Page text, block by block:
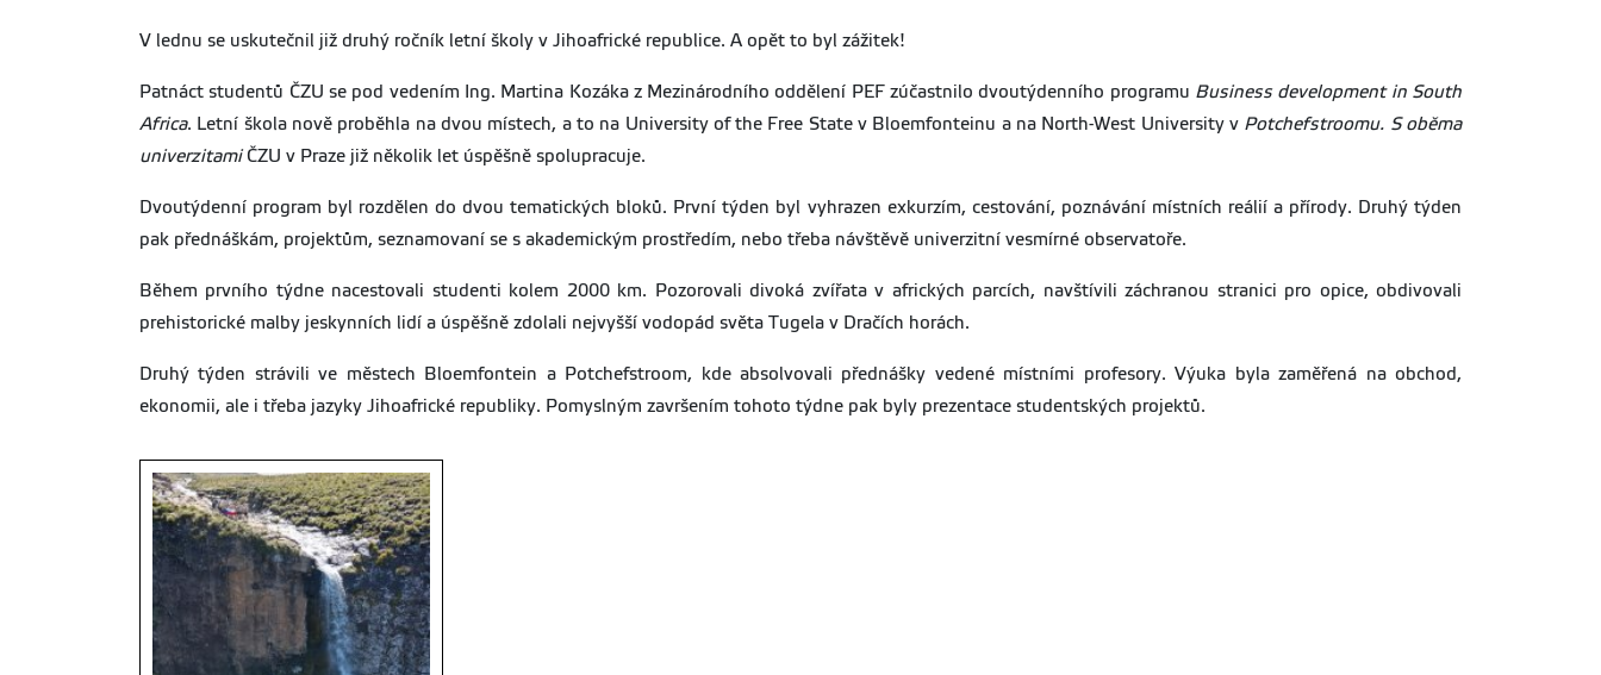
V lednu se uskutečnil již druhý ročník letní školy v Jihoafrické republice. A opět to byl zážitek!
Patnáct studentů ČZU se pod vedením Ing. Martina Kozáka z Mezinárodního oddělení PEF zúčastnilo dvoutýdenního programu Business development in South
Africa. Letní škola nově proběhla na dvou místech, a to na University of the Free State v Bloemfonteinu a na North-West University v Potchefstroomu. S oběma
univerzitamiČZU v Praze již několik let úspěšně spolupracuje.
Dvoutýdenní program byl rozdělen do dvou tematických bloků. První týden byl vyhrazen exkurzím, cestování, poznávání místních reálií a přírody. Druhý týden
pak přednáškám, projektům, seznamovaní se s akademickým prostředím, nebo třeba návštěvě univerzitní vesmírné observatoře.
Během prvního týdne nacestovali studenti kolem 2000 km. Pozorovali divoká zvířata v afrických parcích, navštívili záchranou stranici pro opice, obdivovali
prehistorické malby jeskynních lidí a úspěšně zdolali nejvyšší vodopád světa Tugela v Dračích horách.
Druhý týden strávili ve městech Bloemfontein a Potchefstroom, kde absolvovali přednášky vedené místními profesory. Výuka byla zaměřená na obchod,
ekonomii, ale i třeba jazyky Jihoafrické republiky. Pomyslným završením tohoto týdne pak byly prezentace studentských projektů.